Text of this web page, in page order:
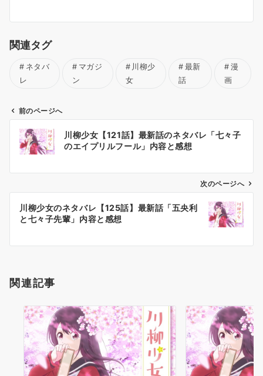
関連タグ
ネタバ
レ
マガジ
ン
川柳少
女
最新
話
漫
画
ビ
ン
前のページへ
川柳少女【121話】最新話のネタバレ「七々子
のエイプリルフール」内容と感想
次のページへ
川柳少女のネタバレ【125話】最新話「五央利
と七々子先輩」内容と感想
関連記事